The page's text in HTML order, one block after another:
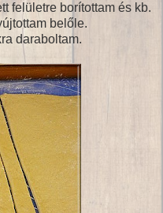
felületre borítottam és kb.
belőle.
daraboltam.